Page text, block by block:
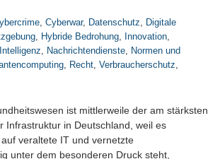
, Cyberwar, Datenschutz, Digitale
, Hybride Bedrohung, Innovation,
, Nachrichtendienste, Normen und
, Recht, Verbraucherschutz,
ist mittlerweile der am stärksten
Infrastruktur in Deutschland, weil es
veraltete IT und vernetzte
unter dem besonderen Druck steht,